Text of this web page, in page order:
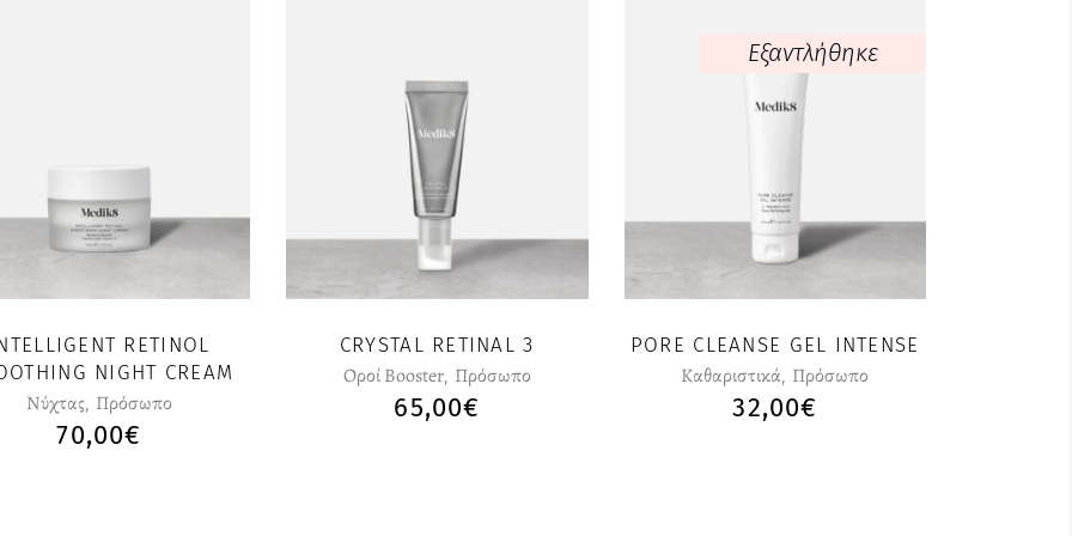
RETINOL
NIGHT CREAM
Nύχτας, Πρόσωπο
70,00€
CRYSTAL RETINAL 3
Οροί Booster, Πρόσωπο
65,00€
Εξαντλήθηκε
PORE CLEANSE GEL INTENSE
Καθαριστικά, Πρόσωπο
32,00€